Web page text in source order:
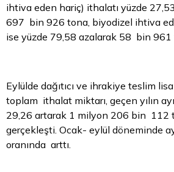
ihtiva eden hariç) ithalatı yüzde
697 bin 926 tona, biyodizel ihtiva
ise yüzde 79,58 azalarak 58 bin 961
Eylülde dağıtıcı ve ihrakiye teslim
toplam ithalat miktarı, geçen yılın
29,26 artarak 1 milyon 206 bin 112
gerçekleşti. Ocak- eylül döneminde
oranında arttı.